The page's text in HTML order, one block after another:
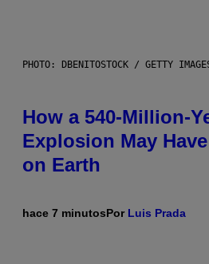
PHOTO: DBENITOSTOCK / GETTY
How a 540-Million-
Explosion May
on Earth
hace 7 minutosPor Luis Prada